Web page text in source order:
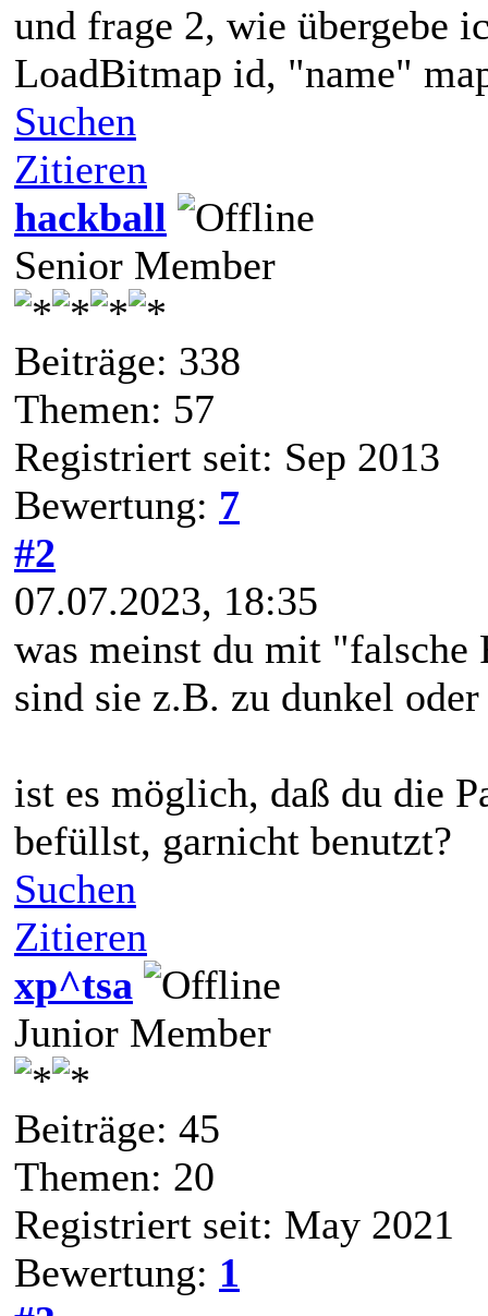
und frage 2, wie übergebe
LoadBitmap id, "name"
Suchen
Zitieren
hackball
Senior Member
Beiträge: 338
Themen: 57
Registriert seit: Sep 2013
Bewertung: 7
#2
07.07.2023, 18:35
was meinst du mit "falsche
sind sie z.B. zu dunkel
ist es möglich, daß du die
befüllst, garnicht benutzt?
Suchen
Zitieren
xp^tsa
Junior Member
Beiträge: 45
Themen: 20
Registriert seit: May 2021
Bewertung: 1